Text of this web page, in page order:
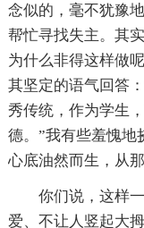
念似的，毫不犹豫
帮忙寻找失主。其
为什么非得这样做
其坚定的语气回答
秀传统，作为学生
德。”我有些羞愧地
心底油然而生，从
你们说，这样
爱、不让人竖起大